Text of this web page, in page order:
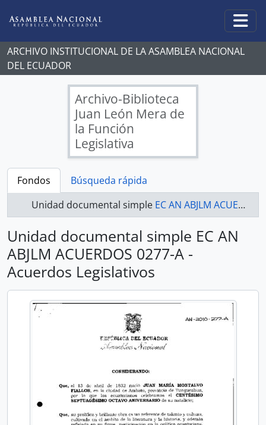
ARCHIVO INSTITUCIONAL DE LA ASAMBLEA NACIONAL
DEL ECUADOR
Archivo-Biblioteca
Juan León Mera de
la Función
Legislativa
Fondos
Búsqueda rápida
Unidad documental simple EC AN ABJLM ACUERDOS 0277-A - Acuerdos Legislativos
Unidad documental simple EC AN
ABJLM ACUERDOS 0277-A -
Acuerdos Legislativos